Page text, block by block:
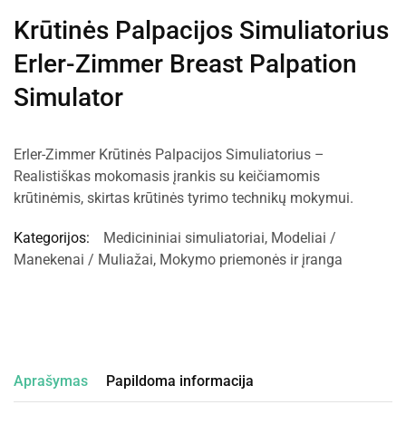
Krūtinės Palpacijos Simuliatorius
Erler-Zimmer Breast Palpation
Simulator
Erler-Zimmer Krūtinės Palpacijos Simuliatorius –
Realistiškas mokomasis įrankis su keičiamomis
krūtinėmis, skirtas krūtinės tyrimo technikų mokymui.
Kategorijos: Medicininiai simuliatoriai, Modeliai /
Manekenai / Muliažai, Mokymo priemonės ir įranga
Aprašymas Papildoma informacija